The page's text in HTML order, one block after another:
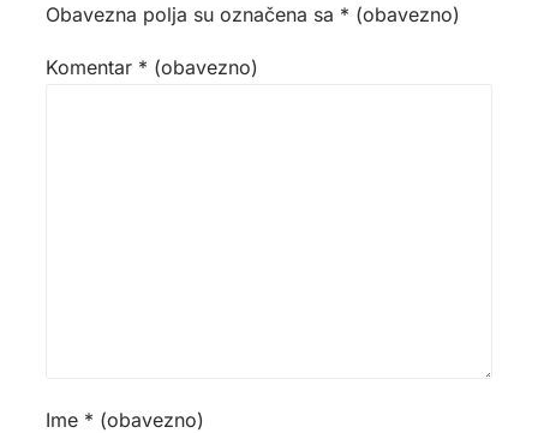
Obavezna polja su označena sa * (obavezno)
Komentar * (obavezno)
Ime * (obavezno)